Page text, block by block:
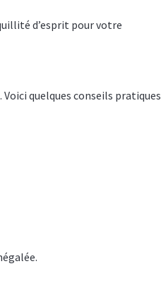
d’esprit pour votre
quelques conseils pratiques